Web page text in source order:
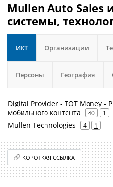
Mullen Auto Sales
системы,
ИКТ Организации
Персоны География
Digital Provider - TOT Money -
мобильного контента
40 1
Mullen Technologies 4 1
КОРОТКАЯ ССЫЛКА